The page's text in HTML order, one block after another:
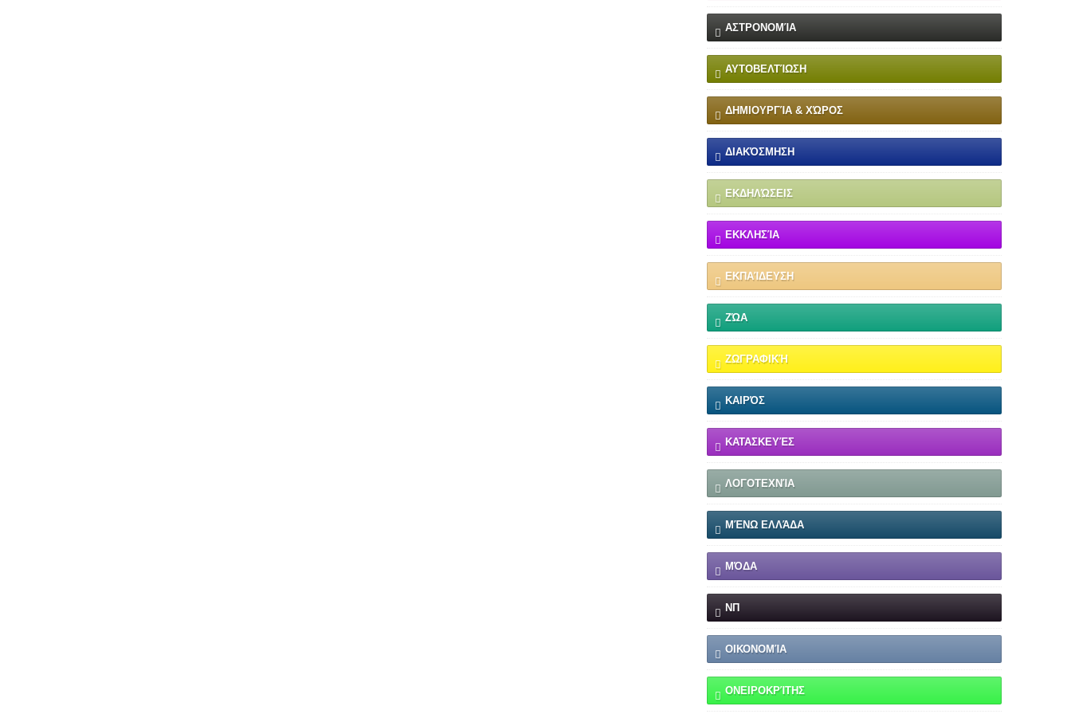
ΑΣΤΡΟΝΟΜΊΑ
ΑΥΤΟΒΕΛΤΊΩΣΗ
ΔΗΜΙΟΥΡΓΊΑ & ΧΏΡΟΣ
ΔΙΑΚΌΣΜΗΣΗ
ΕΚΔΗΛΏΣΕΙΣ
ΕΚΚΛΗΣΊΑ
ΕΚΠΑΊΔΕΥΣΗ
ΖΏΑ
ΖΩΓΡΑΦΙΚΉ
ΚΑΙΡΌΣ
ΚΑΤΑΣΚΕΥΈΣ
ΛΟΓΟΤΕΧΝΊΑ
ΜΈΝΩ ΕΛΛΆΔΑ
ΜΌΔΑ
ΝΠ
ΟΙΚΟΝΟΜΊΑ
ΟΝΕΙΡΟΚΡΊΤΗΣ